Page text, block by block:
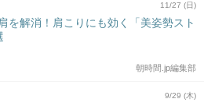
11/27 (日)
を解消！肩こりにも効く「美姿勢スト
朝時間.jp編集部
9/29 (木)